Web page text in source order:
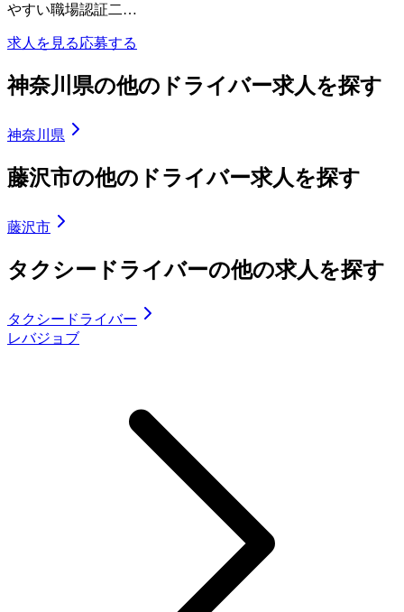
やすい職場認証二…
求人を見る応募する
神奈川県の他のドライバー求人を探す
神奈川県
藤沢市の他のドライバー求人を探す
藤沢市
タクシードライバーの他の求人を探す
タクシードライバー
レバジョブ